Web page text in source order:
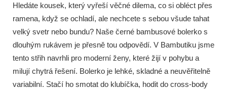
Hledáte kousek, který vyřeší věčné dilema, co si obléct přes
ramena, když se ochladí, ale nechcete s sebou všude tahat
velký svetr nebo bundu? Naše černé bambusové bolerko s
dlouhým rukávem je přesně tou odpovědí. V Bambutiku jsme
tento střih navrhli pro moderní ženy, které žijí v pohybu a
milují chytrá řešení. Bolerko je lehké, skladné a neuvěřitelně
variabilní. Stačí ho smotat do klubíčka, hodit do cross-body